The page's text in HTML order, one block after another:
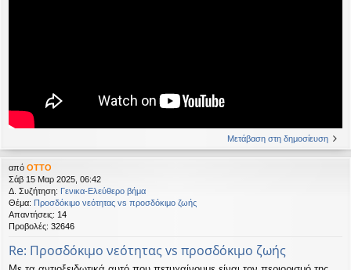
Μετάβαση στη δημοσίευση
από OTTO
Σάβ 15 Μαρ 2025, 06:42
Δ. Συζήτηση: Γενικα-Ελεύθερο βήμα
Θέμα: Προσδόκιμο νεότητας vs προσδόκιμο ζωής
Απαντήσεις: 14
Προβολές: 32646
Re: Προσδόκιμο νεότητας vs προσδόκιμο ζωής